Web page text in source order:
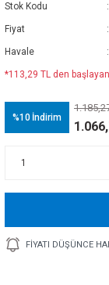
Stok Kodu
Fiyat
Havale
*113,29 TL den
%10 İndirim
FIYATI DÜŞÜNCE